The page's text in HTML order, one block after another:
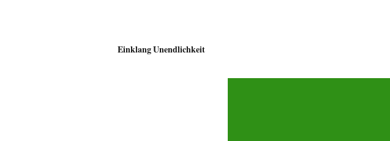
Einklang Unendlichkeit